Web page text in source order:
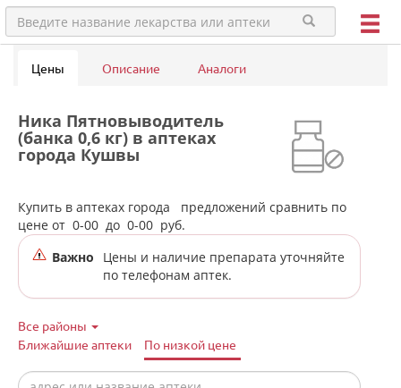
Цены Описание Аналоги
Ника Пятновыводитель
(банка 0,6 кг) в аптеках
города Кушвы
Купить в аптеках города
предложений сравнить по
цене от 0-00 до 0-00 руб.
Важно
Цены и наличие препарата уточняйте
по телефонам аптек.
Все районы
Ближайшие аптеки
По низкой цене